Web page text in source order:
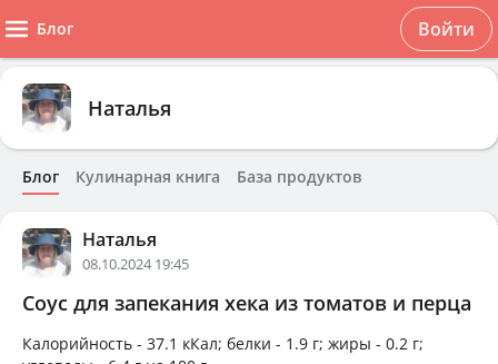
Блог Войти
Наталья
Блог Кулинарная книга База продуктов
Наталья
08.10.2024 19:45
Соус для запекания хека из томатов и перца
Калорийность - 37.1 кКал; белки - 1.9 г; жиры - 0.2 г;